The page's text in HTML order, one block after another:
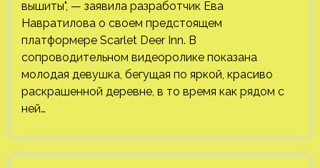
вышиты", — заявила разработчик Ева
Навратилова о своем предстоящем
платформере Scarlet Deer Inn. В
сопроводительном видеоролике показана
молодая девушка, бегущая по яркой, красиво
раскрашенной деревне, в то время как рядом с
ней…